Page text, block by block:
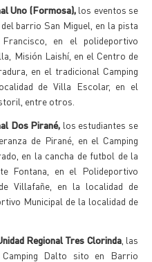
Uno (Formosa),los eventos se
barrio San Miguel, en la pista
en el polideportivo
Misión Laishí, en el Centro de
en el tradicional Camping
de Villa Escolar, en el
entre otros.
Dos Pirané, los estudiantes se
de Pirané, en el Camping
en la cancha de futbol de la
Fontana, en el Polideportivo
Villafañe, en la localidad de
Municipal de la localidad de
Regional Tres Clorinda, las
Dalto sito en Barrio